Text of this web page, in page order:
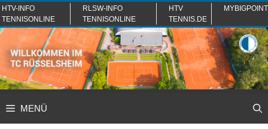
Zum
Inhalt
springen
HTV-INFO
TENNISONLINE
RLSW-INFO
TENNISONLINE
HTV
TENNIS.DE
MYBIGPOINT
MENÜ